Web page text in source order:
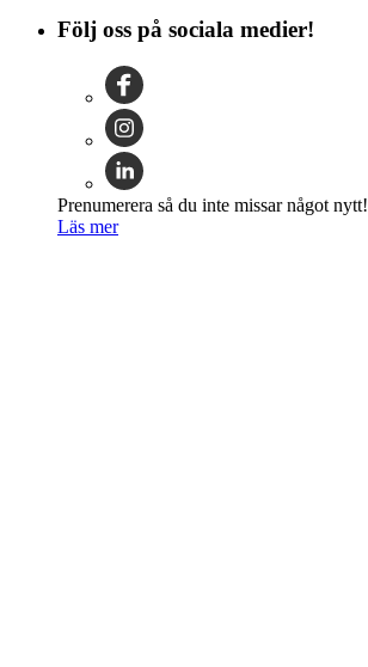
Följ oss på sociala medier!
Prenumerera så du inte missar något nytt!
Läs mer